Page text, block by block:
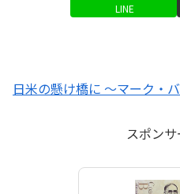
LINE
日米の懸け橋に 〜マーク・
スポン